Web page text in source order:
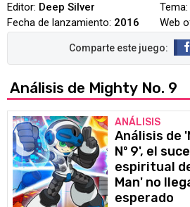
Editor: Deep Silver
Fecha de lanzamiento: 2016
Tema:
Web
Análisis de Mighty No. 9
ANÁLISIS
Análisis de
Nº 9', el
espiritual
Man' no
esperado